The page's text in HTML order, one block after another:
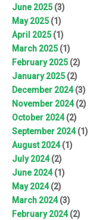
June 2025(3)
May 2025(1)
April 2025(1)
March 2025(1)
February 2025(2)
January 2025(2)
December 2024(3)
November 2024(2)
October 2024(2)
September 2024(1)
August 2024(1)
July 2024(2)
June 2024(1)
May 2024(2)
March 2024(3)
February 2024(2)